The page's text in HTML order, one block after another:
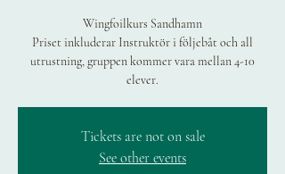
Wingfoilkurs Sandhamn
Priset inkluderar Instruktör i följebåt och all
utrustning, gruppen kommer vara mellan 4-10
elever.
Tickets are not on sale
See other events